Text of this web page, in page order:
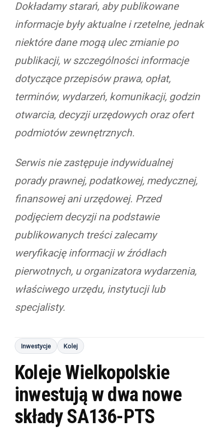
Dokładamy starań, aby publikowane
informacje były aktualne i rzetelne, jednak
niektóre dane mogą ulec zmianie po
publikacji, w szczególności informacje
dotyczące przepisów prawa, opłat,
terminów, wydarzeń, komunikacji, godzin
otwarcia, decyzji urzędowych oraz ofert
podmiotów zewnętrznych.
Serwis nie zastępuje indywidualnej
porady prawnej, podatkowej, medycznej,
finansowej ani urzędowej. Przed
podjęciem decyzji na podstawie
publikowanych treści zalecamy
weryfikację informacji w źródłach
pierwotnych, u organizatora wydarzenia,
właściwego urzędu, instytucji lub
specjalisty.
Inwestycje Kolej
Koleje Wielkopolskie
inwestują w dwa nowe
składy SA136-PTS